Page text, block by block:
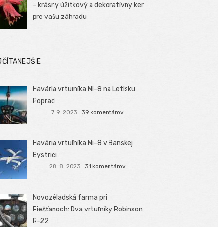
– krásny úžitkový a dekoratívny ker
pre vašu záhradu
Havária vrtuľníka Mi-8 na Letisku
Poprad
7. 9. 2023 39 komentárov
Havária vrtuľníka Mi-8 v Banskej
Bystrici
28. 8. 2023 31 komentárov
Novozéladská farma pri
Piešťanoch: Dva vrtuľníky Robinson
R-22